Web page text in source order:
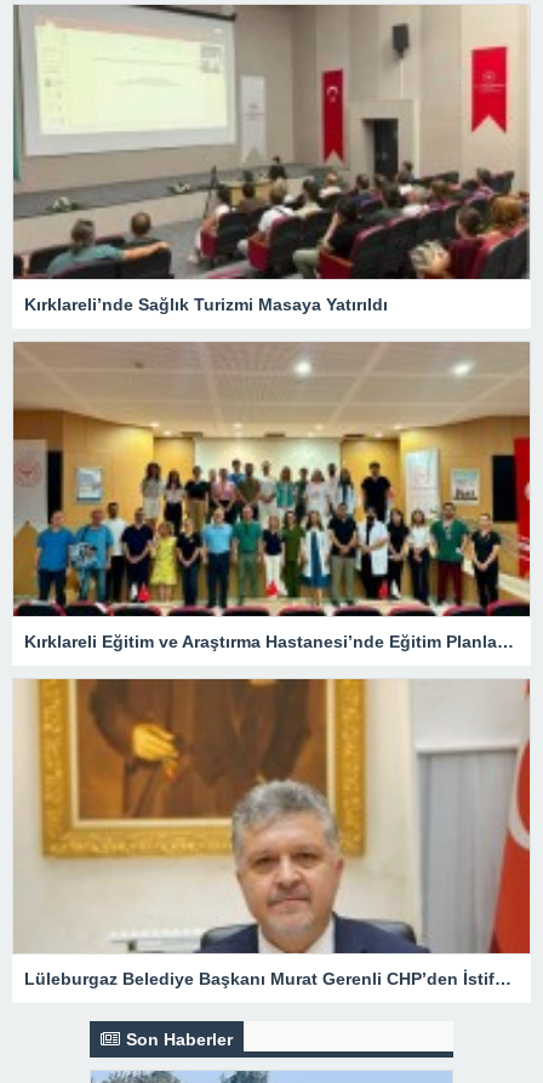
Kırklareli’nde Sağlık Turizmi Masaya Yatırıldı
Kırklareli Eğitim ve Araştırma Hastanesi’nde Eğitim Planlaması Masaya Yatırıldı
Lüleburgaz Belediye Başkanı Murat Gerenli CHP’den İstifa Etti
Son Haberler